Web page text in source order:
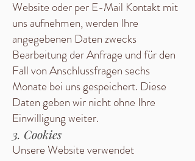
Website oder per E-Mail Kontakt mit
uns aufnehmen, werden Ihre
angegebenen Daten zwecks
Bearbeitung der Anfrage und für den
Fall von Anschlussfragen sechs
Monate bei uns gespeichert. Diese
Daten geben wir nicht ohne Ihre
Einwilligung weiter.
3. Cookies
Unsere Website verwendet